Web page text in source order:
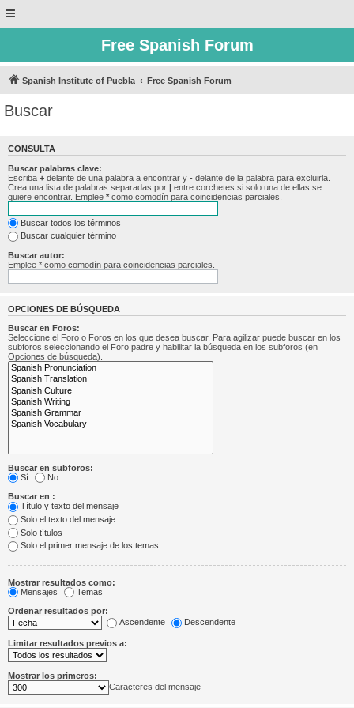
Free Spanish Forum
Spanish Institute of Puebla Free Spanish Forum
Buscar
CONSULTA
Buscar palabras clave:
Escriba + delante de una palabra a encontrar y - delante de la palabra para excluirla.
Crea una lista de palabras separadas por | entre corchetes si solo una de ellas se
quiere encontrar. Emplee * como comodín para coincidencias parciales.
Buscar todos los términos
Buscar cualquier término
Buscar autor:
Emplee * como comodín para coincidencias parciales.
OPCIONES DE BÚSQUEDA
Buscar en Foros:
Seleccione el Foro o Foros en los que desea buscar. Para agilizar puede buscar en los
subforos seleccionando el Foro padre y habilitar la búsqueda en los subforos (en
Opciones de búsqueda).
Buscar en subforos:
Sí
No
Buscar en :
Título y texto del mensaje
Solo el texto del mensaje
Solo títulos
Solo el primer mensaje de los temas
Mostrar resultados como:
Mensajes
Temas
Ordenar resultados por:
Ascendente
Descendente
Limitar resultados previos a:
Mostrar los primeros:
Caracteres del mensaje